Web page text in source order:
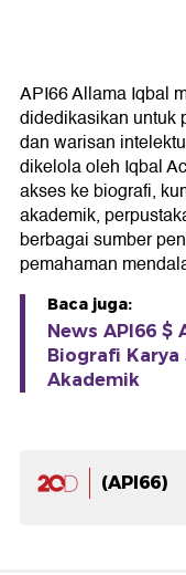
API66 Allama Iqbal
didedikasikan untuk
dan warisan
dikelola oleh Iqbal
akses ke biografi,
akademik,
berbagai sumber
pemahaman
Baca juga:
News API66
Biografi
Akademik
(API66)